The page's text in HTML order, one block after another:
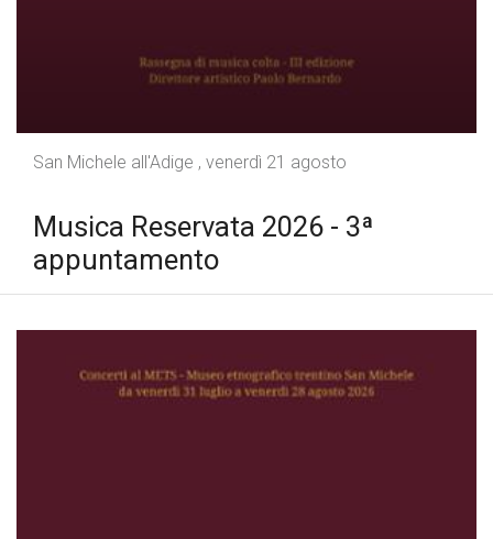
Musica Reservata 2026 - 3ª
appuntamento
San Michele all'Adige , venerdì 21 agosto